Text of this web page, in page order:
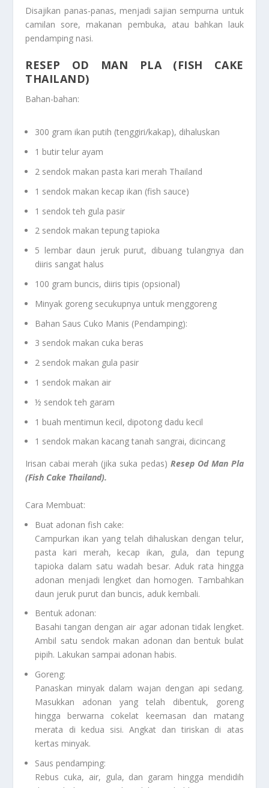
Disajikan panas-panas, menjadi sajian sempurna untuk
camilan sore, makanan pembuka, atau bahkan lauk
pendamping nasi.
RESEP OD MAN PLA (FISH CAKE
THAILAND)
Bahan-bahan:
300 gram ikan putih (tenggiri/kakap), dihaluskan
1 butir telur ayam
2 sendok makan pasta kari merah Thailand
1 sendok makan kecap ikan (fish sauce)
1 sendok teh gula pasir
2 sendok makan tepung tapioka
5 lembar daun jeruk purut, dibuang tulangnya dan
diiris sangat halus
100 gram buncis, diiris tipis (opsional)
Minyak goreng secukupnya untuk menggoreng
Bahan Saus Cuko Manis (Pendamping):
3 sendok makan cuka beras
2 sendok makan gula pasir
1 sendok makan air
½ sendok teh garam
1 buah mentimun kecil, dipotong dadu kecil
1 sendok makan kacang tanah sangrai, dicincang
Irisan cabai merah (jika suka pedas) Resep Od Man Pla
(Fish Cake Thailand).
Cara Membuat:
Buat adonan fish cake:
Campurkan ikan yang telah dihaluskan dengan telur,
pasta kari merah, kecap ikan, gula, dan tepung
tapioka dalam satu wadah besar. Aduk rata hingga
adonan menjadi lengket dan homogen. Tambahkan
daun jeruk purut dan buncis, aduk kembali.
Bentuk adonan:
Basahi tangan dengan air agar adonan tidak lengket.
Ambil satu sendok makan adonan dan bentuk bulat
pipih. Lakukan sampai adonan habis.
Goreng:
Panaskan minyak dalam wajan dengan api sedang.
Masukkan adonan yang telah dibentuk, goreng
hingga berwarna cokelat keemasan dan matang
merata di kedua sisi. Angkat dan tiriskan di atas
kertas minyak.
Saus pendamping:
Rebus cuka, air, gula, dan garam hingga mendidih